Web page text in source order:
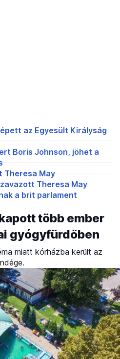
az Egyesült Királyság
Boris Johnson, jöhet a
Theresa May
Theresa May
a brit parlament
több ember
gyógyfürdőben
miatt kórházba került az